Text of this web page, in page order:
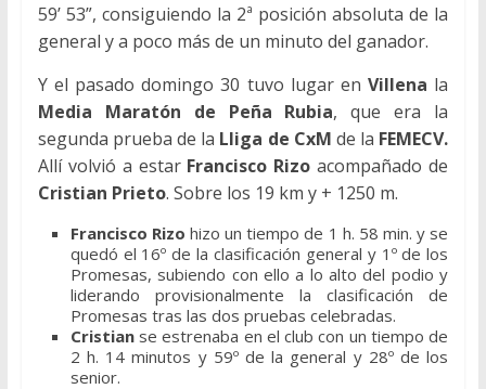
59’ 53”, consiguiendo la 2ª posición absoluta de la
general y a poco más de un minuto del ganador.
Y el pasado domingo 30 tuvo lugar enVillena la
Media Maratón de Peña Rubia, que era la
segunda prueba de la Lliga de CxM de la FEMECV.
Allí volvió a estar Francisco Rizo acompañado de
Cristian Prieto. Sobre los 19 km y + 1250 m.
Francisco Rizo hizo un tiempo de 1 h. 58 min. y se
quedó el 16º de la clasificación general y 1º de los
Promesas, subiendo con ello a lo alto del podio y
liderando provisionalmente la clasificación de
Promesas tras las dos pruebas celebradas.
Cristianse estrenaba en el club con un tiempo de
2 h. 14 minutos y 59º de la general y 28º de los
senior.